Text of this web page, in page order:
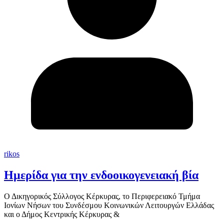
rikos
Ημερίδα για την ενδοοικογενειακή βία
Ο Δικηγορικός Σύλλογος Κέρκυρας, το Περιφερειακό Τμήμα
Ιονίων Νήσων του Συνδέσμου Κοινωνικών Λειτουργών Ελλάδας
και ο Δήμος Κεντρικής Κέρκυρας &